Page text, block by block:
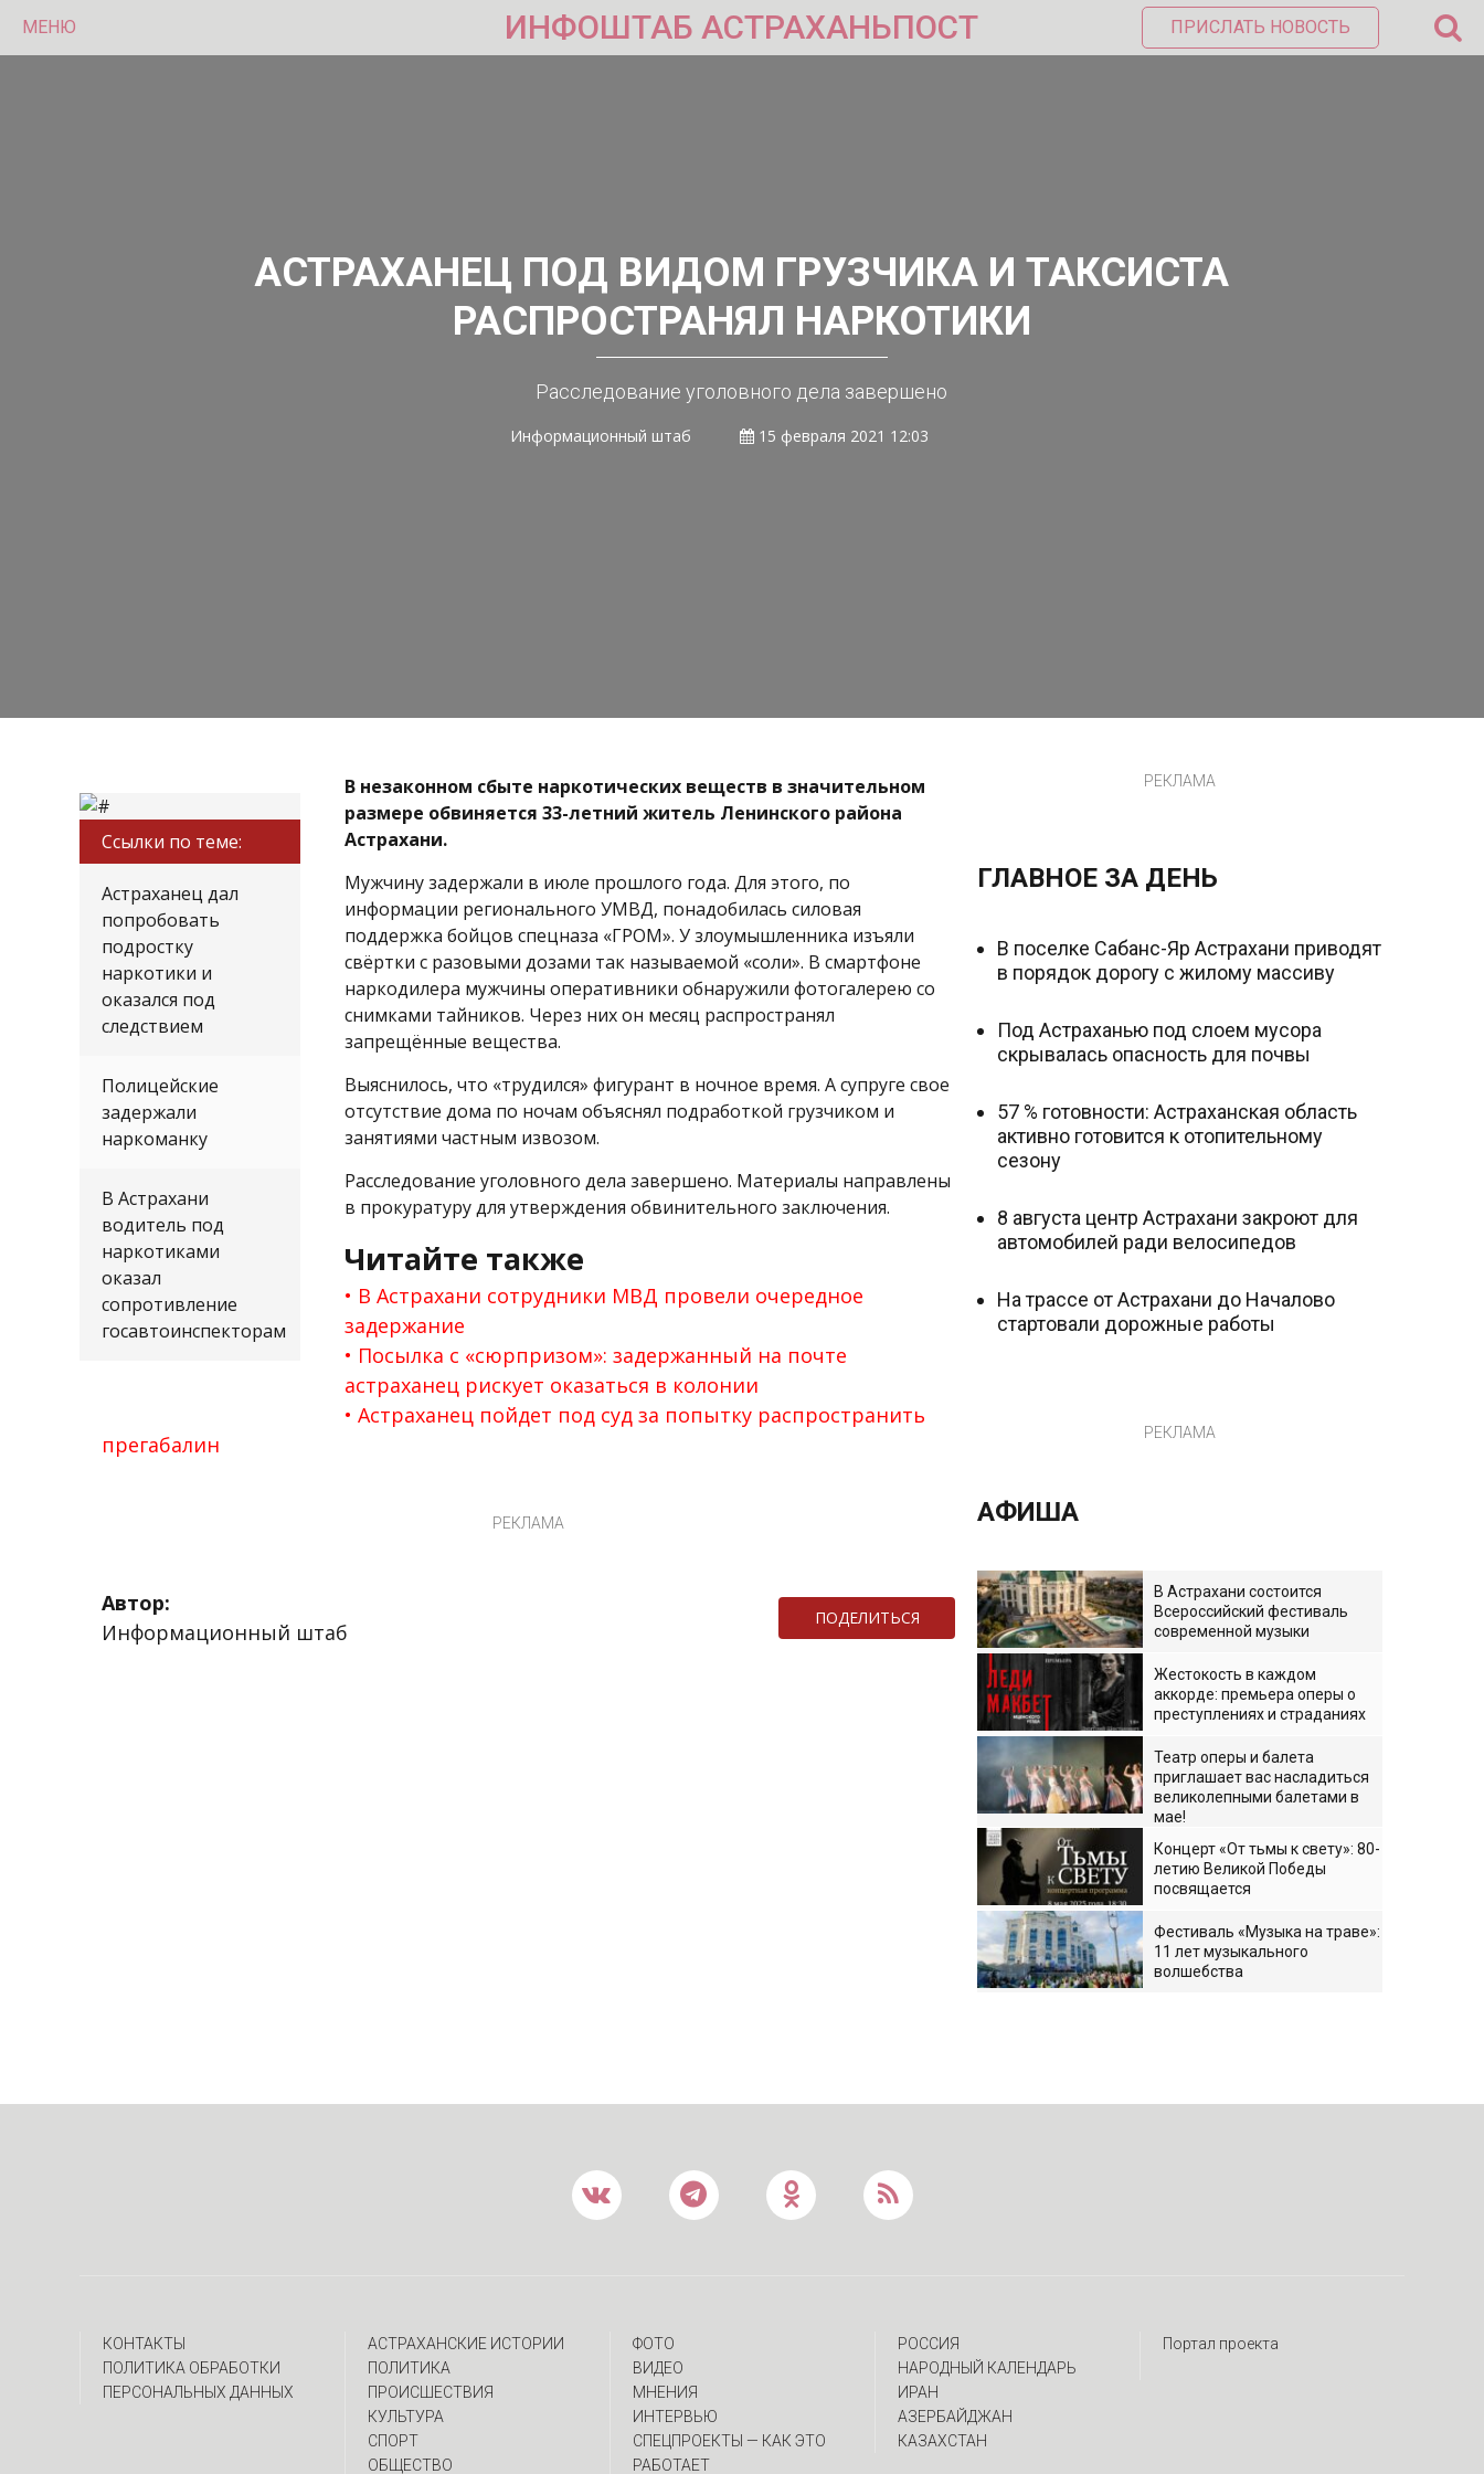
МЕНЮ ИНФОШТАБ АСТРАХАНЬПОСТ ПРИСЛАТЬ НОВОСТЬ
АСТРАХАНЕЦ ПОД ВИДОМ ГРУЗЧИКА И ТАКСИСТА
РАСПРОСТРАНЯЛ НАРКОТИКИ
Расследование уголовного дела завершено
Информационный штаб 15 февраля 2021 12:03
Ссылки по теме:
Астраханец дал
попробовать
подростку
наркотики и
оказался под
следствием
Полицейские
задержали
наркоманку
В Астрахани
водитель под
наркотиками
оказал
сопротивление
госавтоинспекторам
В незаконном сбыте наркотических веществ в значительном
размере обвиняется 33-летний житель Ленинского района
Астрахани.
Мужчину задержали в июле прошлого года. Для этого, по
информации регионального УМВД, понадобилась силовая
поддержка бойцов спецназа «ГРОМ». У злоумышленника изъяли
свёртки с разовыми дозами так называемой «соли». В смартфоне
наркодилера мужчины оперативники обнаружили фотогалерею со
снимками тайников. Через них он месяц распространял
запрещённые вещества.
Выяснилось, что «трудился» фигурант в ночное время. А супруге свое
отсутствие дома по ночам объяснял подработкой грузчиком и
занятиями частным извозом.
Расследование уголовного дела завершено. Материалы направлены
в прокуратуру для утверждения обвинительного заключения.
Читайте также
В Астрахани сотрудники МВД провели очередное
задержание
Посылка с «сюрпризом»: задержанный на почте
астраханец рискует оказаться в колонии
Астраханец пойдет под суд за попытку распространить
прегабалин
РЕКЛАМА
Автор:
Информационный штаб
ПОДЕЛИТЬСЯ
РЕКЛАМА
ГЛАВНОЕ ЗА ДЕНЬ
В поселке Сабанс-Яр Астрахани приводят
в порядок дорогу с жилому массиву
Под Астраханью под слоем мусора
скрывалась опасность для почвы
57 % готовности: Астраханская область
активно готовится к отопительному
сезону
8 августа центр Астрахани закроют для
автомобилей ради велосипедов
На трассе от Астрахани до Началово
стартовали дорожные работы
РЕКЛАМА
АФИША
В Астрахани состоится
Всероссийский фестиваль
современной музыки
Жестокость в каждом
аккорде: премьера оперы о
преступлениях и страданиях
Театр оперы и балета
приглашает вас насладиться
великолепными балетами в
мае!
Концерт «От тьмы к свету»: 80-
летию Великой Победы
посвящается
Фестиваль «Музыка на траве»:
11 лет музыкального
волшебства
КОНТАКТЫ
ПОЛИТИКА ОБРАБОТКИ
ПЕРСОНАЛЬНЫХ ДАННЫХ
АСТРАХАНСКИЕ ИСТОРИИ
ПОЛИТИКА
ПРОИСШЕСТВИЯ
КУЛЬТУРА
СПОРТ
ОБЩЕСТВО
ФОТО
ВИДЕО
МНЕНИЯ
ИНТЕРВЬЮ
CПЕЦПРОЕКТЫ — КАК ЭТО
РАБОТАЕТ
РОССИЯ
НАРОДНЫЙ КАЛЕНДАРЬ
ИРАН
АЗЕРБАЙДЖАН
КАЗАХСТАН
Портал проекта